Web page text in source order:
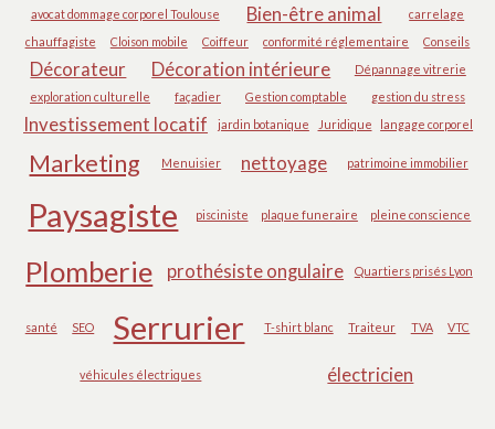
avocat dommage corporel Toulouse Bien-être animal
carrelage
chauffagiste
Cloison mobile Coiffeur conformité réglementaire Conseils
Décorateur Décoration intérieure
Dépannage vitrerie
exploration culturelle
façadier Gestion comptable gestion du stress
Investissement locatif jardin botanique Juridique langage corporel
Marketing Menuisier nettoyage patrimoine immobilier
Paysagiste pisciniste plaque funeraire pleine conscience
Plomberie prothésiste ongulaire Quartiers prisés Lyon
santé SEO Serrurier T-shirt blanc Traiteur TVA VTC
véhicules électriques électricien